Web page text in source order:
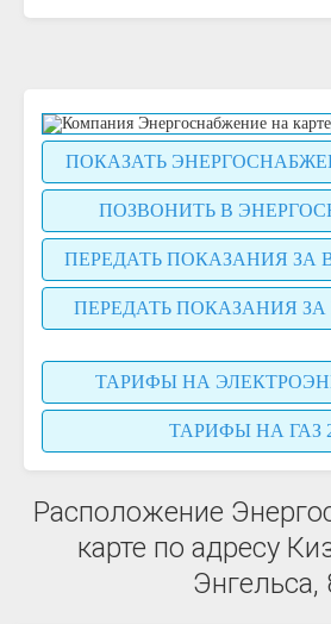
ПОКАЗАТЬ
ПОЗВОНИТЬ В
ПЕРЕДАТЬ ПОКАЗАНИЯ ЗА
ПЕРЕДАТЬ ПОКАЗАНИЯ ЗА
ТАРИФЫ НА
ТАРИФЫ НА ГАЗ
Расположение
карте по адресу
Энгельса,